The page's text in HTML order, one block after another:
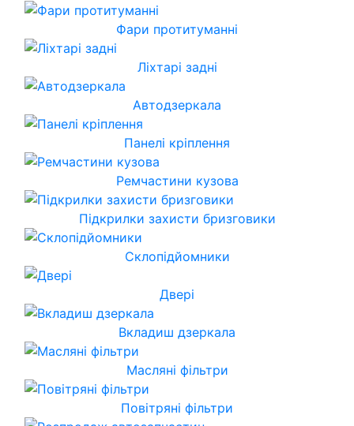
Фари протитуманні
Ліхтарі задні
Автодзеркала
Панелі кріплення
Ремчастини кузова
Підкрилки захисти бризговики
Склопідйомники
Двері
Вкладиш дзеркала
Масляні фільтри
Повітряні фільтри